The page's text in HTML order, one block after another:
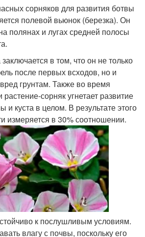
сорняков для развития ботвы
полевой вьюнок (березка). Он
полянах и лугах средней полосы
в том, что он не только
после первых всходов, но и
грунтам. Также во время
растение-сорняк угнетает развитие
и куста в целом. В результате этого
измеряется в 30% соотношении.
к послушливым условиям.
влагу с почвы, поскольку его